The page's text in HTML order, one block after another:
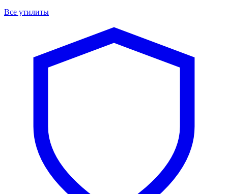
Все утилиты